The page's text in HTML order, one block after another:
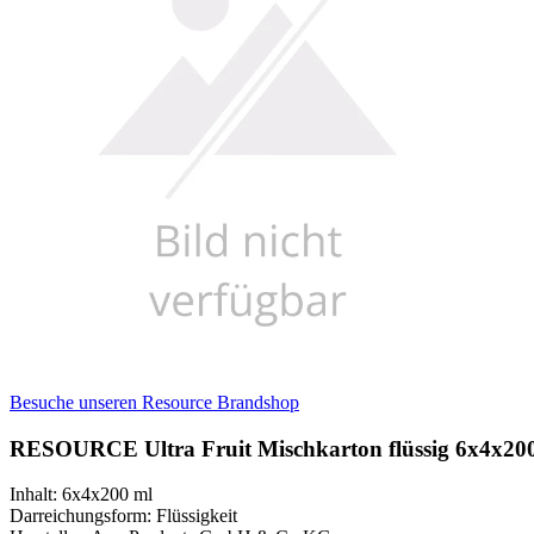
Besuche unseren Resource Brandshop
RESOURCE Ultra Fruit Mischkarton flüssig
Inhalt: 6x4x200 ml
Darreichungsform: Flüssigkeit